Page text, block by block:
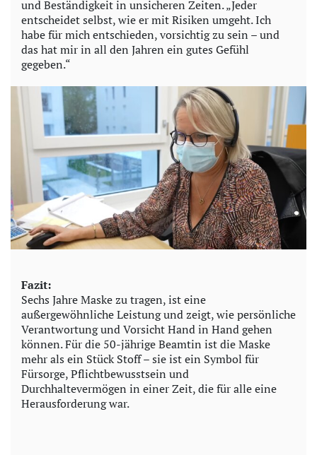
und Beständigkeit in unsicheren Zeiten. „Jeder
entscheidet selbst, wie er mit Risiken umgeht. Ich
habe für mich entschieden, vorsichtig zu sein – und
das hat mir in all den Jahren ein gutes Gefühl
gegeben.“
Fazit:
Sechs Jahre Maske zu tragen, ist eine
außergewöhnliche Leistung und zeigt, wie persönliche
Verantwortung und Vorsicht Hand in Hand gehen
können. Für die 50-jährige Beamtin ist die Maske
mehr als ein Stück Stoff – sie ist ein Symbol für
Fürsorge, Pflichtbewusstsein und
Durchhaltevermögen in einer Zeit, die für alle eine
Herausforderung war.